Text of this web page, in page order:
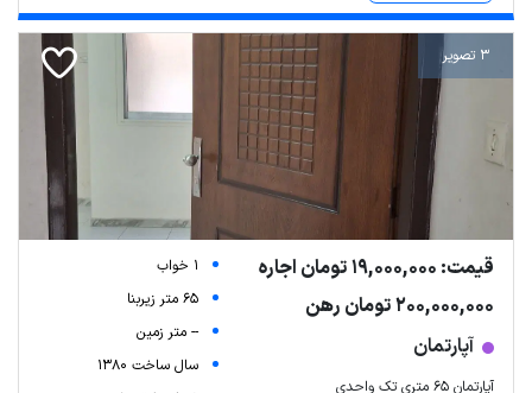
3 تصویر
قیمت: 19,000,000 تومان اجاره
200,000,000 تومان رهن
آپارتمان
آپارتمان 65 متری تک واحدی
1 خواب
65 متر زیربنا
-- متر زمین
سال ساخت 1380